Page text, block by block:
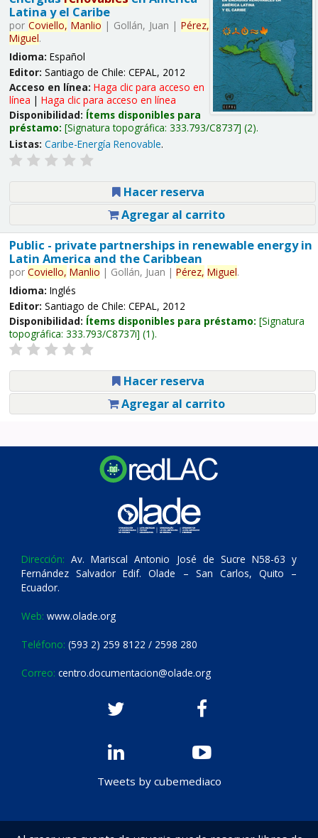
Latina y el Caribe
por Coviello, Manlio | Gollán, Juan | Pérez,
Miguel.
Idioma: Español
Editor: Santiago de Chile: CEPAL, 2012
Acceso en línea: Haga clic para acceso en
línea | Haga clic para acceso en línea
Disponibilidad: Ítems disponibles para
préstamo: Signatura topográfica: 333.793/C8737 (2).
Listas: Caribe-Energía Renovable.
Hacer reserva
Agregar al carrito
Public - private partnerships in renewable energy in
Latin America and the Caribbean
por Coviello, Manlio | Gollán, Juan | Pérez, Miguel.
Idioma: Inglés
Editor: Santiago de Chile: CEPAL, 2012
Disponibilidad: Ítems disponibles para préstamo: Signatura
topográfica: 333.793/C8737i (1).
Hacer reserva
Agregar al carrito
Dirección: Av. Mariscal Antonio José de Sucre N58-63 y
Fernández Salvador Edif. Olade – San Carlos, Quito –
Ecuador.
Web: www.olade.org
Teléfono: (593 2) 259 8122 / 2598 280
Correo: centro.documentacion@olade.org
Tweets by cubemediaco